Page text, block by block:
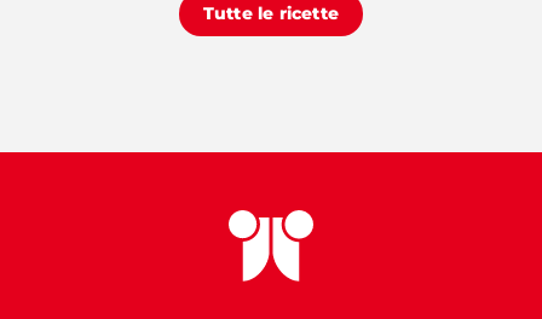
Tutte le ricette